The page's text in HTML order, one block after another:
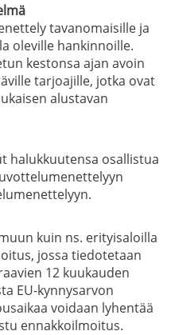
tavanomaisille ja
oleville hankinnoille.
kestonsa ajan avoin
tarjoajille, jotka ovat
alustavan
halukkuutensa osallistua
kuin ns. erityisaloilla
jossa tiedotetaan
12 kuukauden
EU-kynnysarvon
voidaan lyhentää
ennakkoilmoitus.